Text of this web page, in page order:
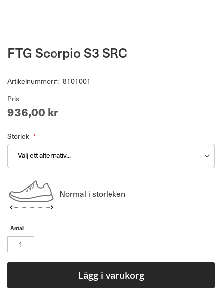
FTG Scorpio S3 SRC
Artikelnummer
8101001
Pris
936,00 kr
Storlek
Normal i storleken
Antal
Lägg i varukorg
till
bildgalleriet